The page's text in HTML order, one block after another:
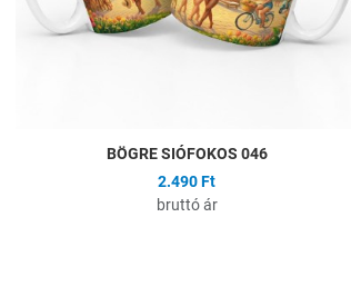
BÖGRE SIÓFOKOS 046
2.490 Ft
bruttó ár